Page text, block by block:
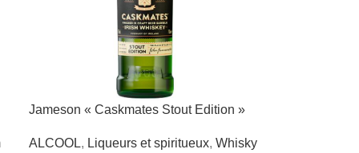
Jameson « Caskmates Stout Edition »
ALCOOL, Liqueurs et spiritueux, Whisky